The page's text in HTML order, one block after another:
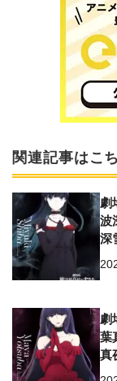
関連記事はこ
劇
波
深
劇
葉
真